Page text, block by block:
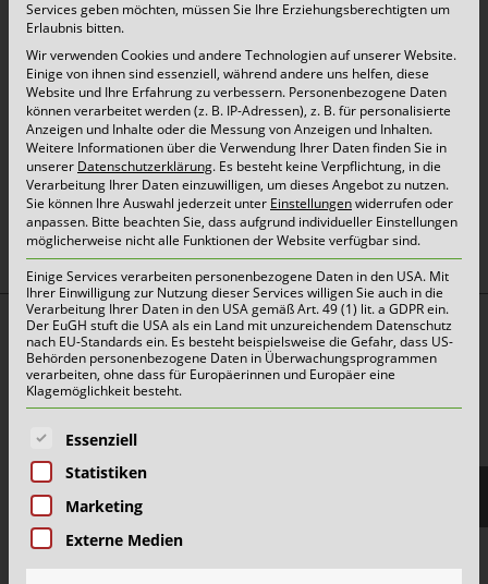
oben
Top Themen:
Abfallarten
Container & Behälter
FAQ
Jobs&Karriere
onlinePORTALE
Reklamation & Services
Services geben möchten, müssen Sie Ihre Erziehungsberechtigten um
Erlaubnis bitten.
Wir verwenden Cookies und andere Technologien auf unserer Website.
Einige von ihnen sind essenziell, während andere uns helfen, diese
Website und Ihre Erfahrung zu verbessern. Personenbezogene Daten
können verarbeitet werden (z. B. IP-Adressen), z. B. für personalisierte
Anzeigen und Inhalte oder die Messung von Anzeigen und Inhalten.
Weitere Informationen über die Verwendung Ihrer Daten finden Sie in
unserer Datenschutzerklärung. Es besteht keine Verpflichtung, in die
Verarbeitung Ihrer Daten einzuwilligen, um dieses Angebot zu nutzen.
Sie können Ihre Auswahl jederzeit unter Einstellungenwiderrufen oder
anpassen. Bitte beachten Sie, dass aufgrund individueller Einstellungen
möglicherweise nicht alle Funktionen der Website verfügbar sind.
Einige Services verarbeiten personenbezogene Daten in den USA. Mit
Ihrer Einwilligung zur Nutzung dieser Services willigen Sie auch in die
Verarbeitung Ihrer Daten in den USA gemäß Art. 49 (1) lit. a GDPR ein.
Der EuGH stuft die USA als ein Land mit unzureichendem Datenschutz
nach EU-Standards ein. Es besteht beispielsweise die Gefahr, dass US-
Behörden personenbezogene Daten in Überwachungsprogrammen
verarbeiten, ohne dass für Europäerinnen und Europäer eine
Klagemöglichkeit besteht.
Es folgt eine Liste der Service-Gruppen, für die eine
Essenziell
Statistiken
Marketing
Externe Medien